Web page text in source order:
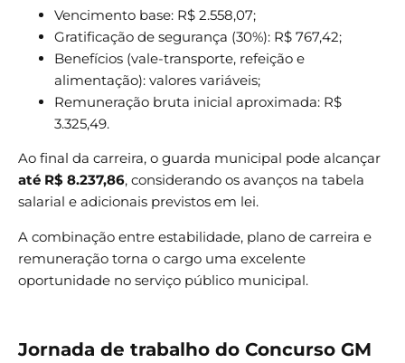
Vencimento base: R$ 2.558,07;
Gratificação de segurança (30%): R$ 767,42;
Benefícios (vale-transporte, refeição e
alimentação): valores variáveis;
Remuneração bruta inicial aproximada: R$
3.325,49.
Ao final da carreira, o guarda municipal pode alcançar
até R$ 8.237,86, considerando os avanços na tabela
salarial e adicionais previstos em lei.
A combinação entre estabilidade, plano de carreira e
remuneração torna o cargo uma excelente
oportunidade no serviço público municipal.
Jornada de trabalho do Concurso GM